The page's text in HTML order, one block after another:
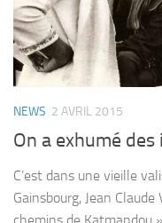
NEWS 2 AVRIL 2015
On a exhumé
C’est dans une vieille
Gainsbourg, Jean